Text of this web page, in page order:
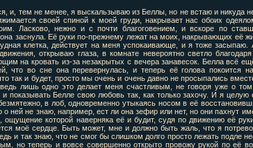
и, тем не менее, я выскальзываю из Беллы, но не встаю и никуда
своей спиной к моей груди, накрывает нас обоих
Ласково, нежно и с почти благоговением, и вскоре по
заснула. Её руки по-прежнему лежат на моих, накрывающих её
клетка, действует на меня успокаивающе, и я тоже
открываю глаза, в комнате невероятно светло
на кровать из-за незакрытых с вечера занавесок. Белла всё
что во сне она перевернулась, и теперь её голова покоится
так и будет, просто мы очень и очень давно не просыпались
лишь одно это делает меня счастливым, не говоря уже о
и показывать Белле свою любовь так, как только захочу. И я
в лоб, одновременно утыкаясь носом в её
о ней не знаю, например, ест ли она зефир или нет, но они пахнут
ощущение которой наверняка её и будит, судя по движению её
моё сердце. Быть может, мне и должно быть жаль, что я
и так знаю, что не смог бы слишком долго просто лежать подле
но теперь и вовсе совершенно открыто провожу рукой по её